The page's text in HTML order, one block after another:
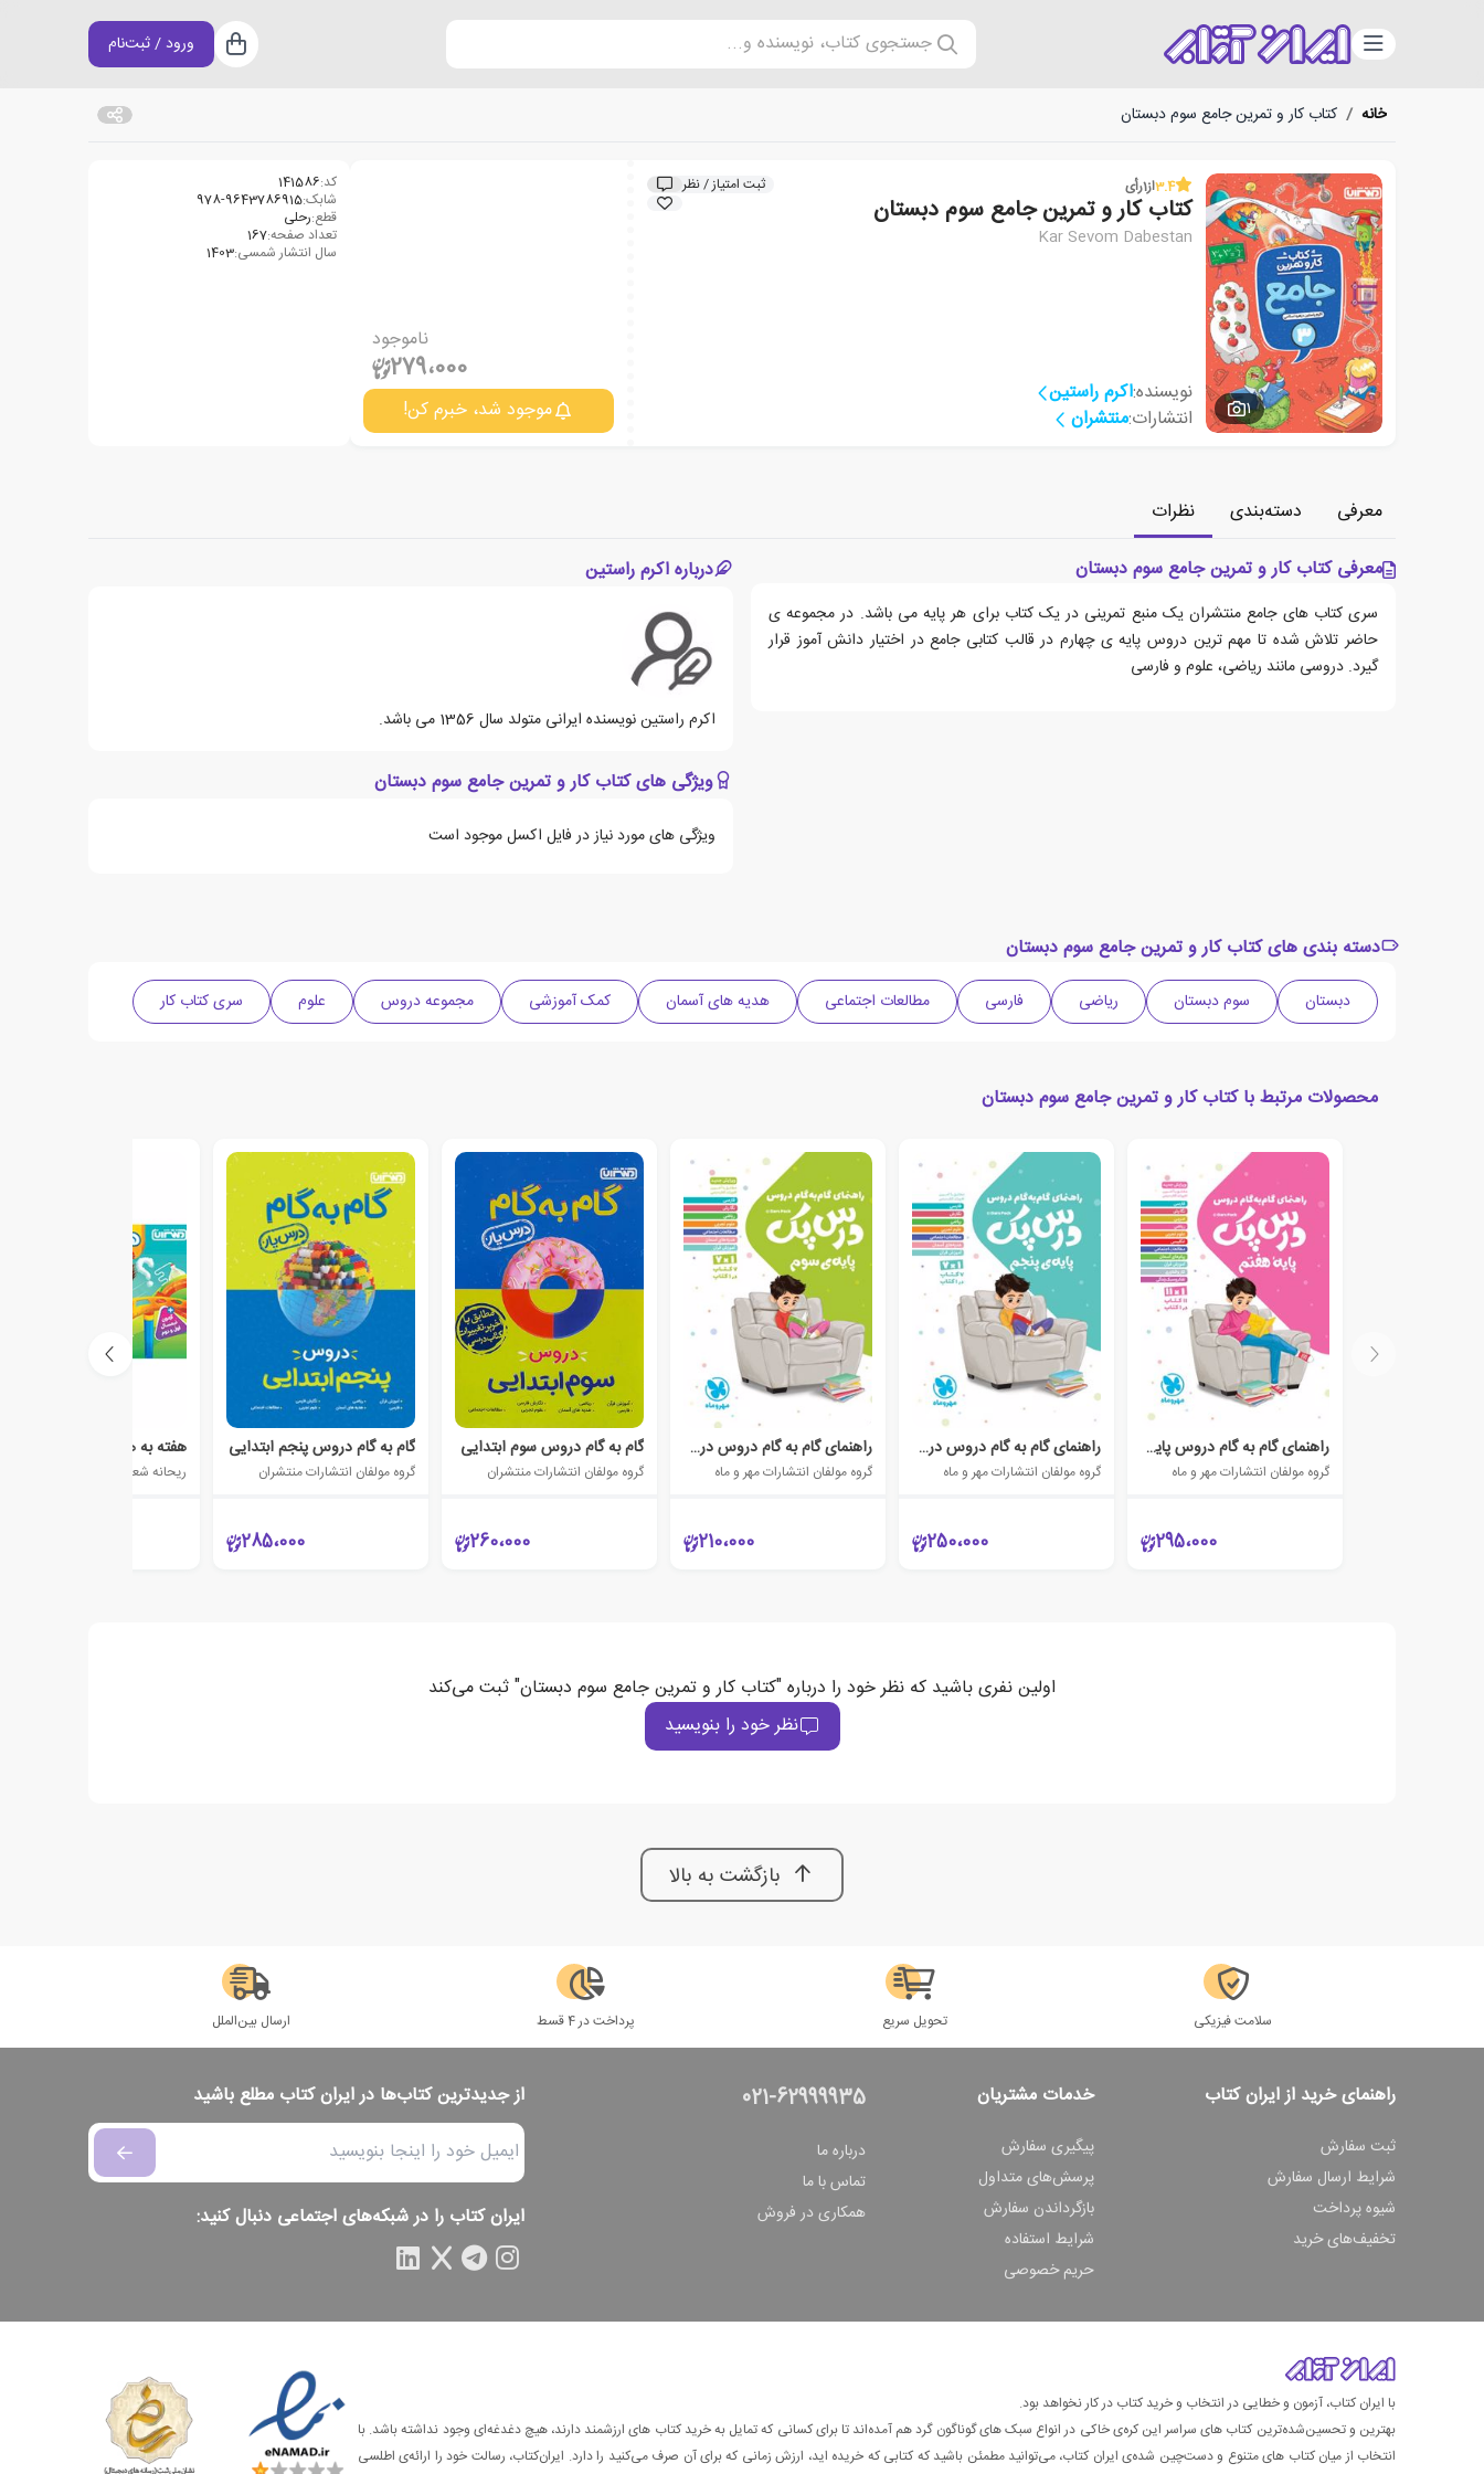
دسته‌بندی جستجوی کتاب، نویسنده و... سبد خرید
ورود / ثبت‌نام
خانه / کتاب کار و تمرین جامع سوم دبستان
1
3.4از1رأی ثبت امتیاز / نظر
کتاب کار و تمرین جامع سوم دبستان
Kar Sevom Dabestan
نویسنده:اکرم راستین
انتشارات:منتشران
ناموجود
279،000
موجود شد، خبرم کن!
کد:141586
شابک:978-9643786915
قطع:رحلی
تعداد صفحه:167
سال انتشار شمسی:1403
معرفی دسته‌بندی
نظرات
معرفی کتاب کار و تمرین جامع سوم دبستان
سری کتاب های جامع منتشران یک منبع تمرینی در یک کتاب برای هر پایه می باشد. در مجموعه‌ ی
حاضر تلاش شده تا مهم‌ ترین دروس پایه‌ ی چهارم در قالب کتابی جامع در اختیار دانش‌‌ آموز قرار
گیرد. دروسی مانند ریاضی، علوم و فارسی
درباره اکرم راستین
اکرم راستین نویسنده ایرانی متولد سال 1356 می باشد.
ویژگی های کتاب کار و تمرین جامع سوم دبستان
ویژگی های مورد نیاز در فایل اکسل موجود است
دسته بندی های کتاب کار و تمرین جامع سوم دبستان
دبستان سوم دبستان ریاضی فارسی مطالعات اجتماعی هدیه های آسمان کمک آموزشی مجموعه دروس علوم سری کتاب کار
محصولات مرتبط با کتاب کار و تمرین جامع سوم دبستان
راهنمای گام به گام دروس پایه هفتم
گروه مولفان انتشارات مهر و ماه
295،000
راهنمای گام به گام دروس درس پک
گروه مولفان انتشارات مهر و ماه
250،000
راهنمای گام به گام دروس درس پک
گروه مولفان انتشارات مهر و ماه
210،000
گام به گام دروس سوم ابتدایی
گروه مولفان انتشارات منتشران
260،000
گام به گام دروس پنجم ابتدایی
گروه مولفان انتشارات منتشران
285،000
هفته به هفته پنجم دبستان
ریحانه شعبان زاده
اولین نفری باشید که نظر خود را درباره "کتاب کار و تمرین جامع سوم دبستان" ثبت می‌کند
نظر خود را بنویسید
بازگشت به بالا
سلامت فیزیکی تحویل سریع پرداخت در 4 قسط ارسال بین‌الملل
راهنمای خرید از ایران کتاب
ثبت سفارش
شرایط ارسال سفارش
شیوه پرداخت
تخفیف‌های خرید
خدمات مشتریان
پیگیری سفارش
پرسش‌های متداول
بازگرداندن سفارش
شرایط استفاده
حریم خصوصی
021-62999935
درباره ما
تماس با ما
همکاری در فروش
از جدیدترین کتاب‌ها در ایران کتاب مطلع باشید
ایران کتاب را در شبکه‌های اجتماعی دنبال کنید:
با ایران کتاب، آزمون و خطایی در انتخاب و خرید کتاب در کار نخواهد بود.
بهترین و تحسین‌شده‌ترین کتاب‌ های سراسر این کره‌ی خاکی در انواع سبک های گوناگون گرد هم آمده‌اند تا برای کسانی که تمایل به خرید کتاب های ارزشمند دارند، هیچ دغدغه‌ای وجود نداشته باشد. با
انتخاب از میان کتاب های متنوع و دست‌چین شده‌ی ایران کتاب، می‌توانید مطمئن باشید که کتابی که خریده اید، ارزش زمانی که برای آن صرف می‌کنید را دارد. ایران‌کتاب، رسالت خود را ارائه‌ی اطلسی